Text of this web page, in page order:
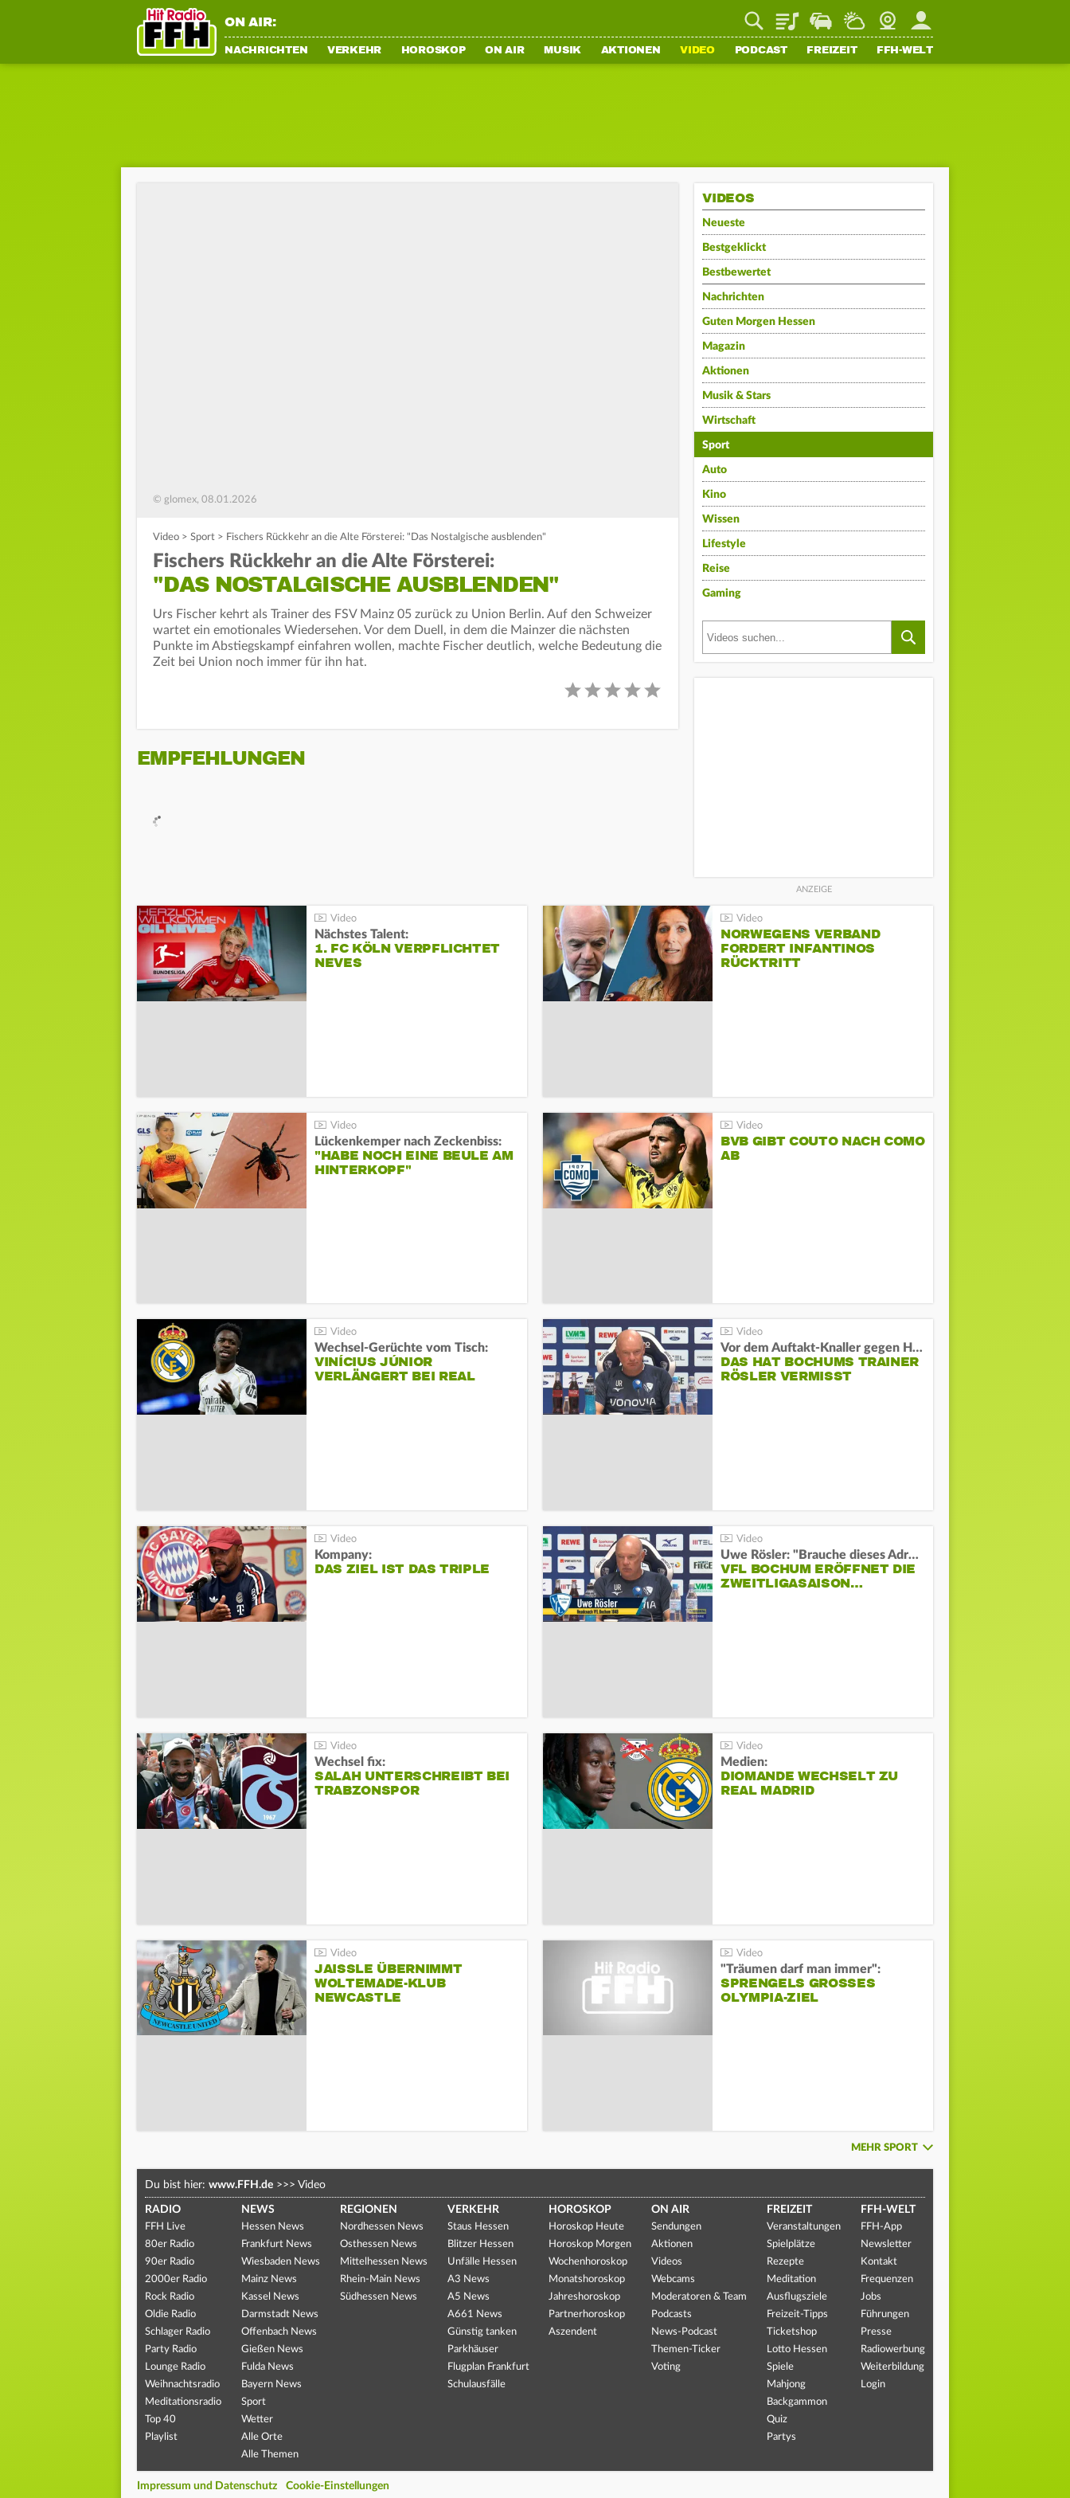
ON AIR: PlaylistStaupilotWetterWebcamMein FFH
NACHRICHTEN VERKEHR HOROSKOP ON AIR MUSIK AKTIONEN VIDEO PODCAST FREIZEIT FFH-WELT
© glomex, 08.01.2026
Video > Sport > Fischers Rückkehr an die Alte Försterei: "Das Nostalgische ausblenden"
Fischers Rückkehr an die Alte Försterei:
"DAS NOSTALGISCHE AUSBLENDEN"
Urs Fischer kehrt als Trainer des FSV Mainz 05 zurück zu Union Berlin. Auf den Schweizer
wartet ein emotionales Wiedersehen. Vor dem Duell, in dem die Mainzer die nächsten
Punkte im Abstiegskampf einfahren wollen, machte Fischer deutlich, welche Bedeutung die
Zeit bei Union noch immer für ihn hat.
EMPFEHLUNGEN
VIDEOS
Neueste
Bestgeklickt
Bestbewertet
Nachrichten
Guten Morgen Hessen
Magazin
Aktionen
Musik & Stars
Wirtschaft
Sport
Auto
Kino
Wissen
Lifestyle
Reise
Gaming
Nächstes Talent:
1. FC KÖLN VERPFLICHTET
NEVES
NORWEGENS VERBAND
FORDERT INFANTINOS
RÜCKTRITT
Lückenkemper nach Zeckenbiss:
"HABE NOCH EINE BEULE AM
HINTERKOPF"
BVB GIBT COUTO NACH COMO
AB
Wechsel-Gerüchte vom Tisch:
VINÍCIUS JÚNIOR
VERLÄNGERT BEI REAL
Vor dem Auftakt-Knaller gegen Hertha:
DAS HAT BOCHUMS TRAINER
RÖSLER VERMISST
Kompany:
DAS ZIEL IST DAS TRIPLE
Uwe Rösler: "Brauche dieses Adrenalin"
VFL BOCHUM ERÖFFNET DIE
ZWEITLIGASAISON…
Wechsel fix:
SALAH UNTERSCHREIBT BEI
TRABZONSPOR
Medien:
DIOMANDE WECHSELT ZU
REAL MADRID
JAISSLE ÜBERNIMMT
WOLTEMADE-KLUB
NEWCASTLE
"Träumen darf man immer":
SPRENGELS GROSSES O
LYMPIA-ZIEL
MEHR SPORT
Du bist hier: www.FFH.de >>> Video
RADIO
FFH Live
80er Radio
90er Radio
2000er Radio
Rock Radio
Oldie Radio
Schlager Radio
Party Radio
Lounge Radio
Weihnachtsradio
Meditationsradio
Top 40
Playlist
NEWS
Hessen News
Frankfurt News
Wiesbaden News
Mainz News
Kassel News
Darmstadt News
Offenbach News
Gießen News
Fulda News
Bayern News
Sport
Wetter
Alle Orte
Alle Themen
REGIONEN
Nordhessen News
Osthessen News
Mittelhessen News
Rhein-Main News
Südhessen News
VERKEHR
Staus Hessen
Blitzer Hessen
Unfälle Hessen
A3 News
A5 News
A661 News
Günstig tanken
Parkhäuser
Flugplan Frankfurt
Schulausfälle
HOROSKOP
Horoskop Heute
Horoskop Morgen
Wochenhoroskop
Monatshoroskop
Jahreshoroskop
Partnerhoroskop
Aszendent
ON AIR
Sendungen
Aktionen
Videos
Webcams
Moderatoren & Team
Podcasts
News-Podcast
Themen-Ticker
Voting
FREIZEIT
Veranstaltungen
Spielplätze
Rezepte
Meditation
Ausflugsziele
Freizeit-Tipps
Ticketshop
Lotto Hessen
Spiele
Mahjong
Backgammon
Quiz
Partys
FFH-WELT
FFH-App
Newsletter
Kontakt
Frequenzen
Jobs
Führungen
Presse
Radiowerbung
Weiterbildung
Login
Impressum und Datenschutz Cookie-Einstellungen